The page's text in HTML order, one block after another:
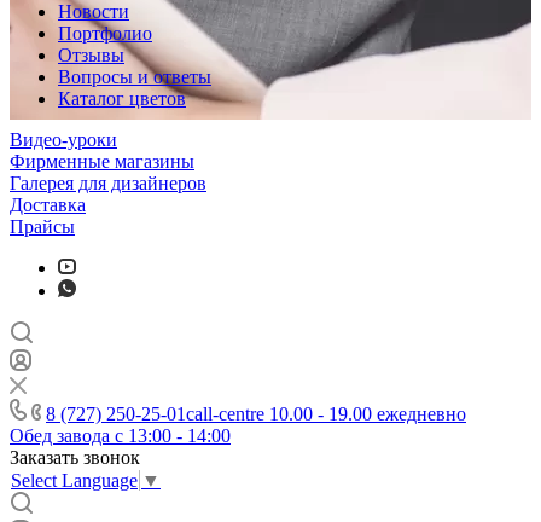
Новости
Портфолио
Отзывы
Вопросы и ответы
Каталог цветов
Видео-уроки
Фирменные магазины
Галерея для дизайнеров
Доставка
Прайсы
8 (727) 250-25-01call-centre 10.00 - 19.00 ежедневно
Обед завода с 13:00 - 14:00
Заказать звонок
Select Language ▼